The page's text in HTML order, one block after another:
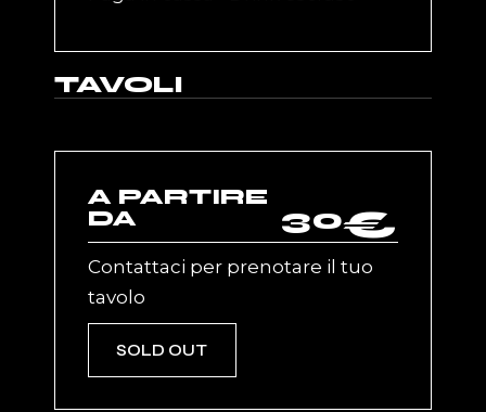
TAVOLI
A PARTIRE
DA
30€
Contattaci per prenotare il tuo
tavolo
SOLD OUT